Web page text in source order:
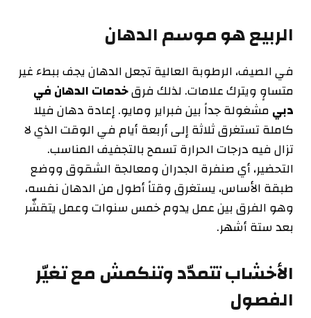
الربيع هو موسم الدهان
في الصيف، الرطوبة العالية تجعل الدهان يجف ببطء غير
متساوٍ ويترك علامات. لذلك فرقخدمات الدهان في
دبيمشغولة جداً بين فبراير ومايو. إعادة دهان فيلا
كاملة تستغرق ثلاثة إلى أربعة أيام في الوقت الذي لا
تزال فيه درجات الحرارة تسمح بالتجفيف المناسب.
التحضير، أي صنفرة الجدران ومعالجة الشقوق ووضع
طبقة الأساس، يستغرق وقتاً أطول من الدهان نفسه،
وهو الفرق بين عمل يدوم خمس سنوات وعمل يتقشّر
بعد ستة أشهر.
الأخشاب تتمدّد وتنكمش مع تغيّر
الفصول